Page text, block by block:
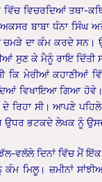
ਵਿਚਰਦਿਆਂ ਤਥਾ-
ਬਾਬਾ ਧੰਨਾ ਸਿੰਘ
ਚਮੜੇ ਦਾ ਕੰਮ ਕਰਦੇ ਸਨ।
ਸੁਣ ਕੇ ਮੈਨੂੰ ਰਾਇ
ਕਿ ਮੇਰੀਆਂ ਕਹਾਣੀਆਂ
ਵਿਖਾਇਆ ਗਿਆ ਹੋਵੇ।
ਰਿਹਾ ਸੀ। ਆਪਣੇ ਪਹਿਲੇ
ਭਟਕਦੇ ਲੇਖਕ ਨੂੰ
ਝੱਲ-ਵਲੱਲੇ ਦਿਨਾਂ ਵਿੱਚ ਮੈਂ
ਮਿਲੂ। ਜ਼ਮੀਨਾਂ